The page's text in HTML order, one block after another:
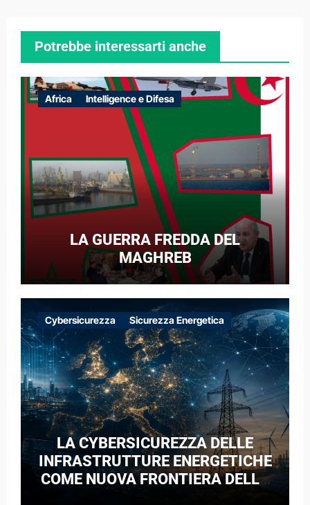
Potrebbe interessarti anche
Africa Intelligence e Difesa
LA GUERRA FREDDA DEL
MAGHREB
Cybersicurezza Sicurezza Energetica
LA CYBERSICUREZZA DELLE
INFRASTRUTTURE ENERGETICHE
COME NUOVA FRONTIERA DELLA